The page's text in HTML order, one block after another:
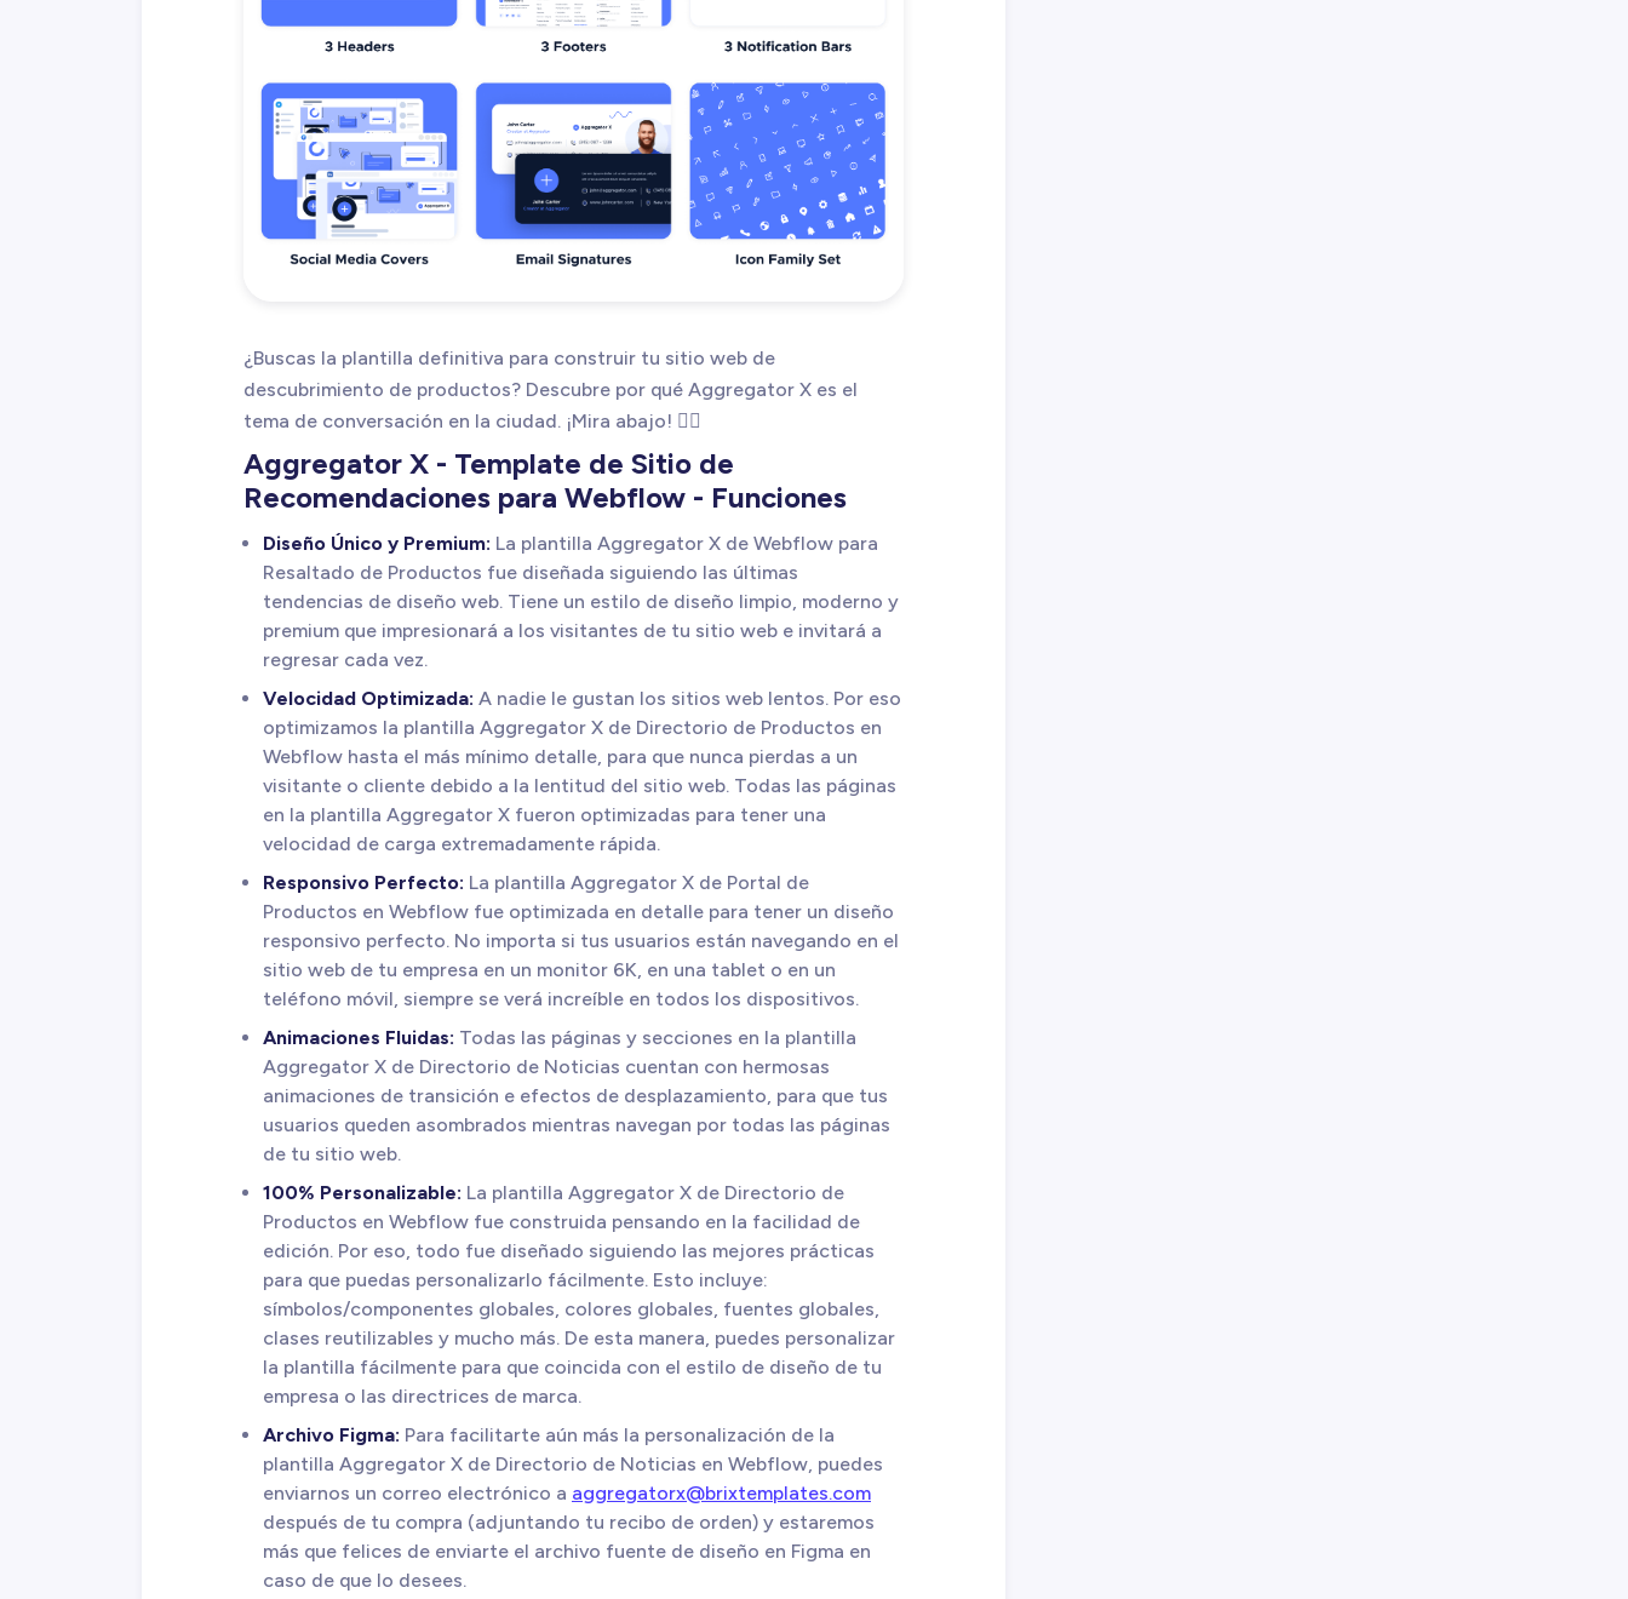
¿Buscas la plantilla definitiva para construir tu sitio web de
descubrimiento de productos? Descubre por qué Aggregator X es el
tema de conversación en la ciudad. ¡Mira abajo! 👇🏻
Aggregator X - Template de Sitio de
Recomendaciones para Webflow - Funciones
Diseño Único y Premium: La plantilla Aggregator X de Webflow para
Resaltado de Productos fue diseñada siguiendo las últimas
tendencias de diseño web. Tiene un estilo de diseño limpio, moderno y
premium que impresionará a los visitantes de tu sitio web e invitará a
regresar cada vez.
Velocidad Optimizada: A nadie le gustan los sitios web lentos. Por eso
optimizamos la plantilla Aggregator X de Directorio de Productos en
Webflow hasta el más mínimo detalle, para que nunca pierdas a un
visitante o cliente debido a la lentitud del sitio web. Todas las páginas
en la plantilla Aggregator X fueron optimizadas para tener una
velocidad de carga extremadamente rápida.
Responsivo Perfecto: La plantilla Aggregator X de Portal de
Productos en Webflow fue optimizada en detalle para tener un diseño
responsivo perfecto. No importa si tus usuarios están navegando en el
sitio web de tu empresa en un monitor 6K, en una tablet o en un
teléfono móvil, siempre se verá increíble en todos los dispositivos.
Animaciones Fluidas: Todas las páginas y secciones en la plantilla
Aggregator X de Directorio de Noticias cuentan con hermosas
animaciones de transición e efectos de desplazamiento, para que tus
usuarios queden asombrados mientras navegan por todas las páginas
de tu sitio web.
100% Personalizable: La plantilla Aggregator X de Directorio de
Productos en Webflow fue construida pensando en la facilidad de
edición. Por eso, todo fue diseñado siguiendo las mejores prácticas
para que puedas personalizarlo fácilmente. Esto incluye:
símbolos/componentes globales, colores globales, fuentes globales,
clases reutilizables y mucho más. De esta manera, puedes personalizar
la plantilla fácilmente para que coincida con el estilo de diseño de tu
empresa o las directrices de marca.
Archivo Figma: Para facilitarte aún más la personalización de la
plantilla Aggregator X de Directorio de Noticias en Webflow, puedes
enviarnos un correo electrónico a aggregatorx@brixtemplates.com
después de tu compra (adjuntando tu recibo de orden) y estaremos
más que felices de enviarte el archivo fuente de diseño en Figma en
caso de que lo desees.